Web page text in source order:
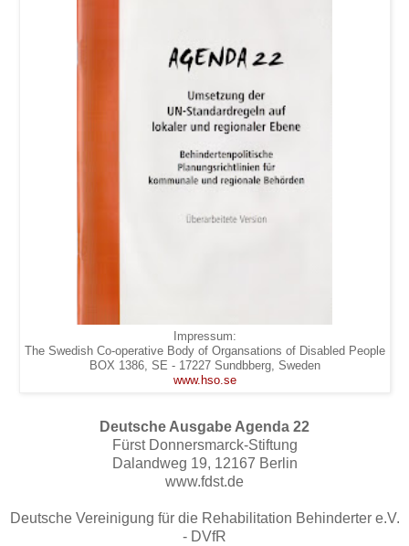
Impressum:
The Swedish Co-operative Body of Organsations of Disabled People
BOX 1386, SE - 17227 Sundbberg, Sweden
www.hso.se
Deutsche Ausgabe Agenda 22
Fürst Donnersmarck-Stiftung
Dalandweg 19, 12167 Berlin
www.fdst.de
Deutsche Vereinigung für die Rehabilitation Behinderter e.V.
- DVfR